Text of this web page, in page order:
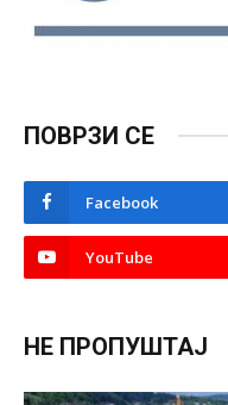
ПОВРЗИ СЕ
Facebook
YouTube
НЕ ПРОПУШТАЈ